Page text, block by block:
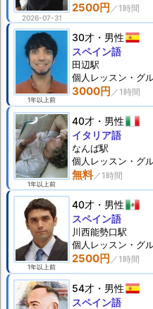
2026-07-31
2500円
1年以上前
30才 男性
3000円
スペイン語
田辺駅
個人 レッスン ・グ
1年以上前
40才 男性
無料
イタリア語
なんば駅
個人 レッスン ・グ
1年以上前
40才 男性
2500円
スペイン語
川西能勢口駅
個人 レッスン ・グ
54才 男性
スペイン語